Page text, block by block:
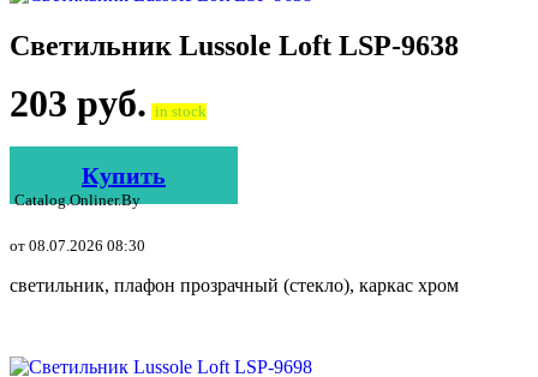
Светильник Lussole Loft LSP-9638
203 руб. in stock
Купить
Catalog.onliner.by
от 08.07.2026 08:30
светильник, плафон прозрачный (стекло), каркас хром